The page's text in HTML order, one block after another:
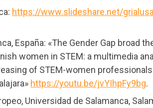
https://www.slideshare.net/
España: «The Gender Gap broad
women in STEM: a multimedia
of STEM-women
https://youtu.be/jvYIhpFy9bg.
Universidad de Salamanca,